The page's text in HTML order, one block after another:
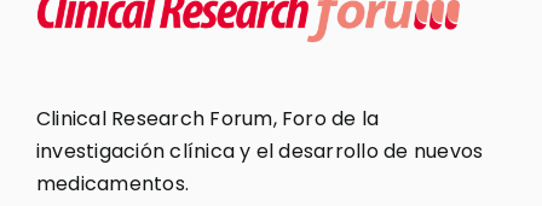
Clinical Research Forum, Foro de la
investigación clínica y el desarrollo de nuevos
medicamentos.